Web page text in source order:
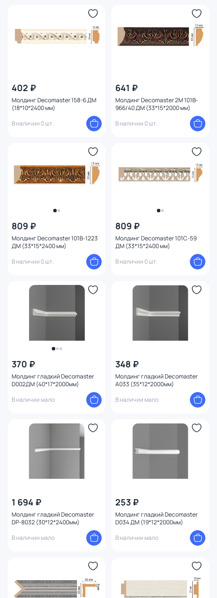
402 ₽
Молдинг Decomaster 158-6 ДМ
(18*10*2400 мм)
В наличии 0 шт.
641 ₽
Молдинг Decomaster 2M 101B-
966/40 ДМ (33*15*2000 мм)
В наличии 0 шт.
809 ₽
Молдинг Decomaster 101B-1223
ДМ (33*15*2400 мм)
В наличии 0 шт.
809 ₽
Молдинг Decomaster 101C-59
ДМ (33*15*2400 мм)
В наличии 0 шт.
370 ₽
Молдинг гладкий Decomaster
D002ДМ (40*17*2000мм)
В наличии мало
348 ₽
Молдинг гладкий Decomaster
A033 (35*12*2000мм)
В наличии мало
1 694 ₽
Молдинг гладкий Decomaster
DP-8032 (30*12*2400мм)
В наличии мало
253 ₽
Молдинг гладкий Decomaster
D034 ДМ (19*12*2000мм)
В наличии мало